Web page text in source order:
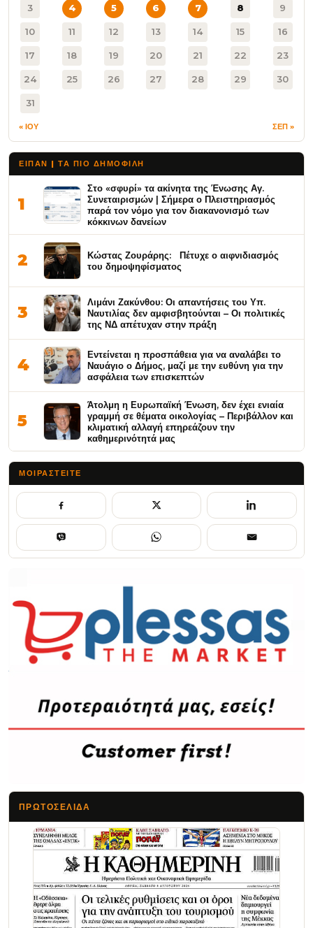
3 4 5 6 7 8 9
10 11 12 13 14 15 16
17 18 19 20 21 22 23
24 25 26 27 28 29 30
31
« ΙΟΥ ΣΕΠ »
ΕΙΠΑΝ | ΤΑ ΠΙΟ ΔΗΜΟΦΙΛΉ
1
Στο «σφυρί» τα ακίνητα της Ένωσης Αγ.
Συνεταιρισμών | Σήμερα ο Πλειστηριασμός
παρά τον νόμο για τον διακανονισμό των
κόκκινων δανείων
2
Κώστας Ζουράρης: Πέτυχε ο αιφνιδιασμός
του δημοψηφίσματος
3
Λιμάνι Ζακύνθου: Οι απαντήσεις του Υπ.
Ναυτιλίας δεν αμφισβητούνται – Οι πολιτικές
της ΝΔ απέτυχαν στην πράξη
4
Εντείνεται η προσπάθεια για να αναλάβει το
Ναυάγιο ο Δήμος, μαζί με την ευθύνη για την
ασφάλεια των επισκεπτών
5
Άτολμη η Ευρωπαϊκή Ένωση, δεν έχει ενιαία
γραμμή σε θέματα οικολογίας – Περιβάλλον και
κλιματική αλλαγή επηρεάζουν την
καθημερινότητά μας
ΜΟΙΡΑΣΤΕΊΤΕ
ΠΡΩΤΟΣΈΛΙΔΑ